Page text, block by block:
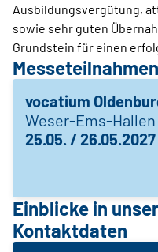
Ausbildungsvergütung,
sowie sehr guten
Grundstein für einen
Messeteilnahmen
vocatium
Weser-Ems-
25.05. / 26.05.2027
Einblicke in
Kontaktdaten